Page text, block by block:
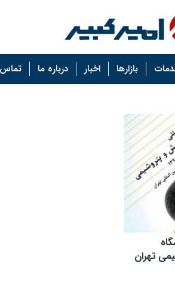
بازارها اخبار درباره ما تماس
تهران